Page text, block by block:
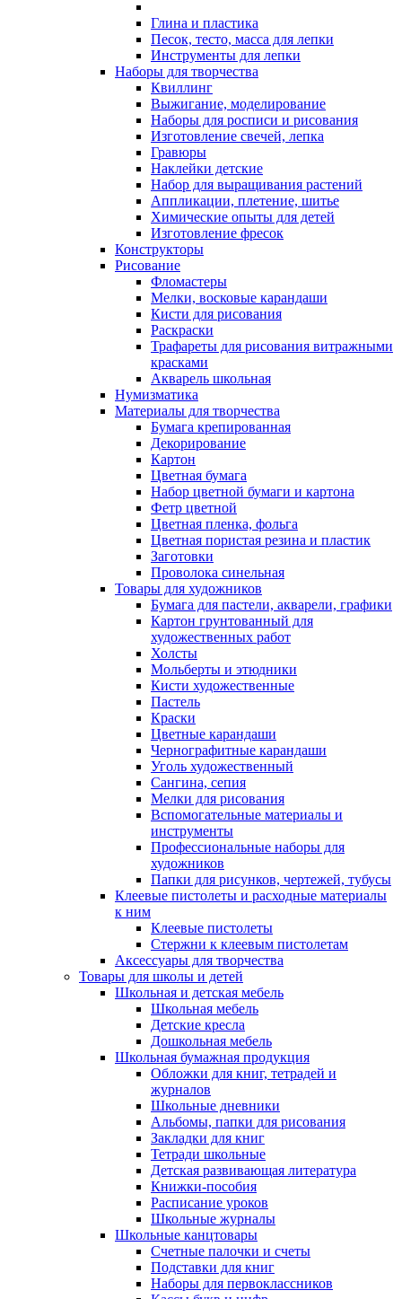
Глина и пластика
Песок, тесто, масса для лепки
Инструменты для лепки
Наборы для творчества
Квиллинг
Выжигание, моделирование
Наборы для росписи и рисования
Изготовление свечей, лепка
Гравюры
Наклейки детские
Набор для выращивания растений
Аппликации, плетение, шитье
Химические опыты для детей
Изготовление фресок
Конструкторы
Рисование
Фломастеры
Мелки, восковые карандаши
Кисти для рисования
Раскраски
Трафареты для рисования витражными
красками
Акварель школьная
Нумизматика
Материалы для творчества
Бумага крепированная
Декорирование
Картон
Цветная бумага
Набор цветной бумаги и картона
Фетр цветной
Цветная пленка, фольга
Цветная пористая резина и пластик
Заготовки
Проволока синельная
Товары для художников
Бумага для пастели, акварели, графики
Картон грунтованный для
художественных работ
Холсты
Мольберты и этюдники
Кисти художественные
Пастель
Краски
Цветные карандаши
Чернографитные карандаши
Уголь художественный
Сангина, сепия
Мелки для рисования
Вспомогательные материалы и
инструменты
Профессиональные наборы для
художников
Папки для рисунков, чертежей, тубусы
Клеевые пистолеты и расходные материалы
к ним
Клеевые пистолеты
Стержни к клеевым пистолетам
Аксессуары для творчества
Товары для школы и детей
Школьная и детская мебель
Школьная мебель
Детские кресла
Дошкольная мебель
Школьная бумажная продукция
Обложки для книг, тетрадей и
журналов
Школьные дневники
Альбомы, папки для рисования
Закладки для книг
Тетради школьные
Детская развивающая литература
Книжки-пособия
Расписание уроков
Школьные журналы
Школьные канцтовары
Счетные палочки и счеты
Подставки для книг
Наборы для первоклассников